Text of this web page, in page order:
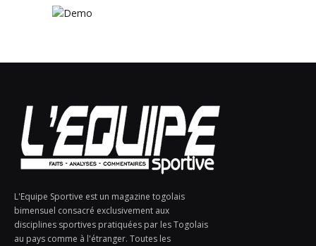
L'Equipe Sportive est un magazine togolais
bimensuel consacré exclusivement aux
disciplines sportives pratiquées par les Togolais
au pays comme à l'étranger. Toutes les